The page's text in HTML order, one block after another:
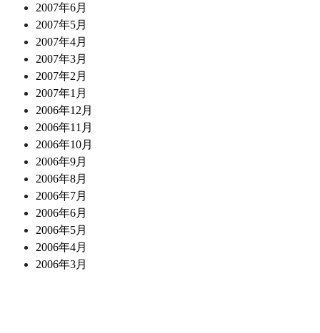
2007年6月
2007年5月
2007年4月
2007年3月
2007年2月
2007年1月
2006年12月
2006年11月
2006年10月
2006年9月
2006年8月
2006年7月
2006年6月
2006年5月
2006年4月
2006年3月